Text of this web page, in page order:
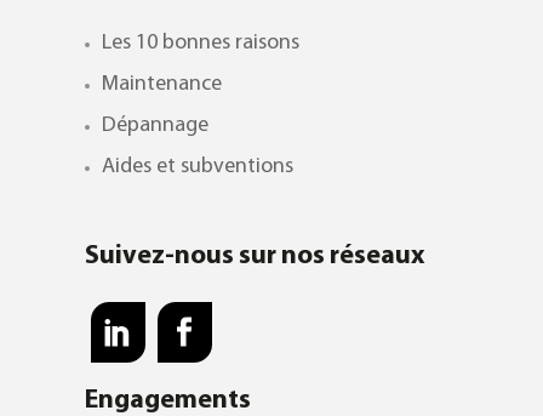
Les 10 bonnes raisons
Maintenance
Dépannage
Aides et subventions
Suivez-nous sur nos réseaux
Engagements